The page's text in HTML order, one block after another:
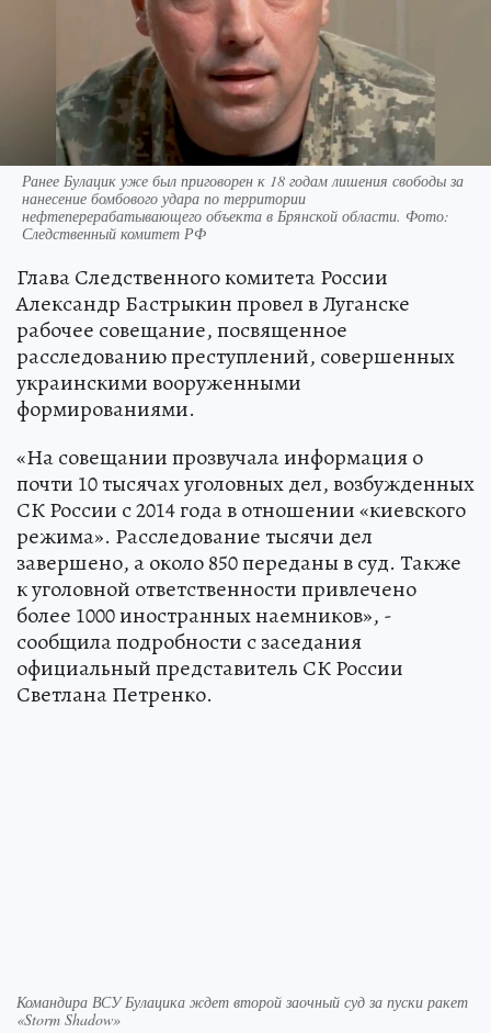
Ранее Булацик уже был приговорен к 18 годам лишения свободы за
нанесение бомбового удара по территории
нефтеперерабатывающего объекта в Брянской области. Фото:
Следственный комитет РФ
Глава Следственного комитета России
Александр Бастрыкин провел в Луганске
рабочее совещание, посвященное
расследованию преступлений, совершенных
украинскими вооруженными
формированиями.
«На совещании прозвучала информация о
почти 10 тысячах уголовных дел, возбужденных
СК России с 2014 года в отношении «киевского
режима». Расследование тысячи дел
завершено, а около 850 переданы в суд. Также
к уголовной ответственности привлечено
более 1000 иностранных наемников», -
сообщила подробности с заседания
официальный представитель СК России
Светлана Петренко.
Командира ВСУ Булацика ждет второй заочный суд за пуски ракет
«Storm Shadow»